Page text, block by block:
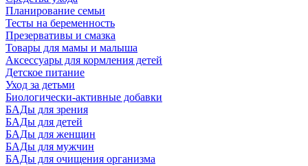
Планирование семьи
Тесты на беременность
Презервативы и смазка
Товары для мамы и малыша
Аксессуары для кормления детей
Детское питание
Уход за детьми
Биологически-активные добавки
БАДы для зрения
БАДы для детей
БАДы для женщин
БАДы для мужчин
БАДы для очищения организма